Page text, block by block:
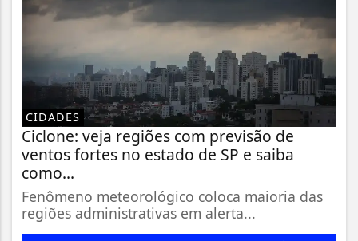
CIDADES
Ciclone: veja regiões com previsão de
ventos fortes no estado de SP e saiba
como...
Fenômeno meteorológico coloca maioria das
regiões administrativas em alerta...